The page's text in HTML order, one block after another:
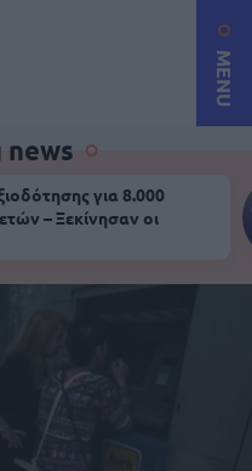
MENU
news
για 8.000
– Ξεκίνησαν οι